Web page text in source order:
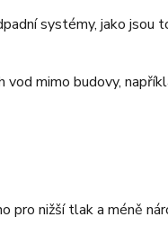
systémy, jako jsou
vod mimo budovy,
pro nižší tlak a méně